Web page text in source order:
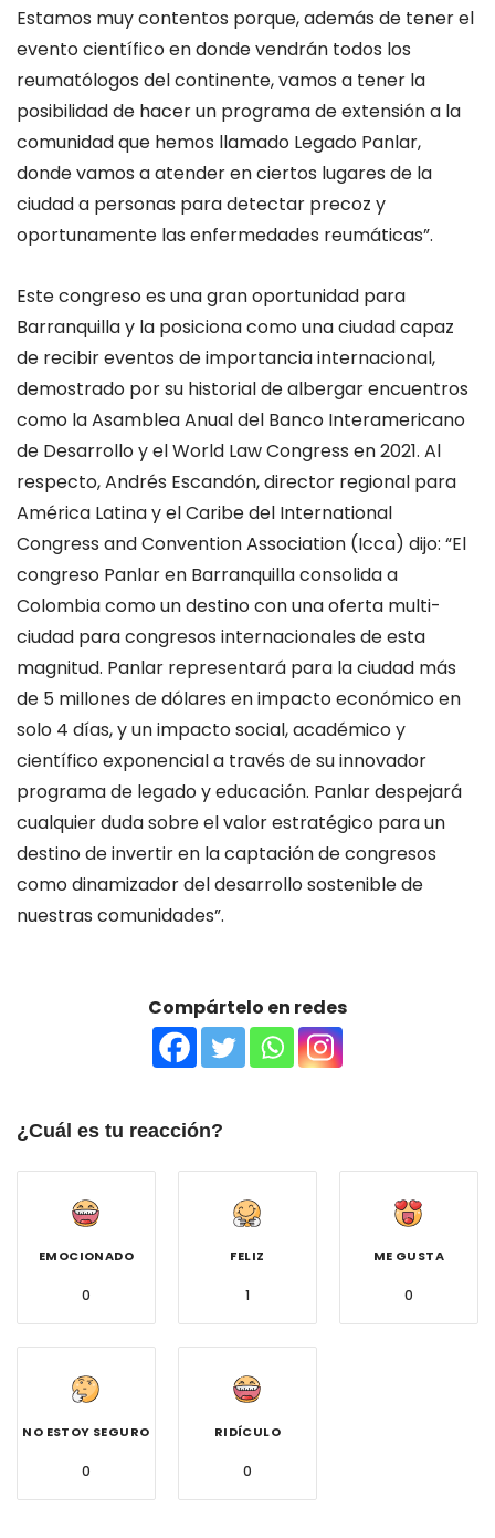
Estamos muy contentos porque, además de tener el
evento científico en donde vendrán todos los
reumatólogos del continente, vamos a tener la
posibilidad de hacer un programa de extensión a la
comunidad que hemos llamado Legado Panlar,
donde vamos a atender en ciertos lugares de la
ciudad a personas para detectar precoz y
oportunamente las enfermedades reumáticas”.
Este congreso es una gran oportunidad para
Barranquilla y la posiciona como una ciudad capaz
de recibir eventos de importancia internacional,
demostrado por su historial de albergar encuentros
como la Asamblea Anual del Banco Interamericano
de Desarrollo y el World Law Congress en 2021. Al
respecto, Andrés Escandón, director regional para
América Latina y el Caribe del International
Congress and Convention Association (Icca) dijo: “El
congreso Panlar en Barranquilla consolida a
Colombia como un destino con una oferta multi-
ciudad para congresos internacionales de esta
magnitud. Panlar representará para la ciudad más
de 5 millones de dólares en impacto económico en
solo 4 días, y un impacto social, académico y
científico exponencial a través de su innovador
programa de legado y educación. Panlar despejará
cualquier duda sobre el valor estratégico para un
destino de invertir en la captación de congresos
como dinamizador del desarrollo sostenible de
nuestras comunidades”.
Compártelo en redes
¿Cuál es tu reacción?
EMOCIONADO
0
FELIZ
1
ME GUSTA
0
NO ESTOY SEGURO
0
RIDÍCULO
0